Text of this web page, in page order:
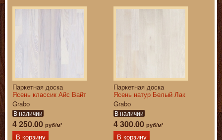
Паркетная доска
Ясень классик Айс Вайт
Grabo
В наличии
4 250.00 руб/м²
В корзину
Паркетная доска
Ясень натур Белый Лак
Grabo
В наличии
4 300.00 руб/м²
В корзину